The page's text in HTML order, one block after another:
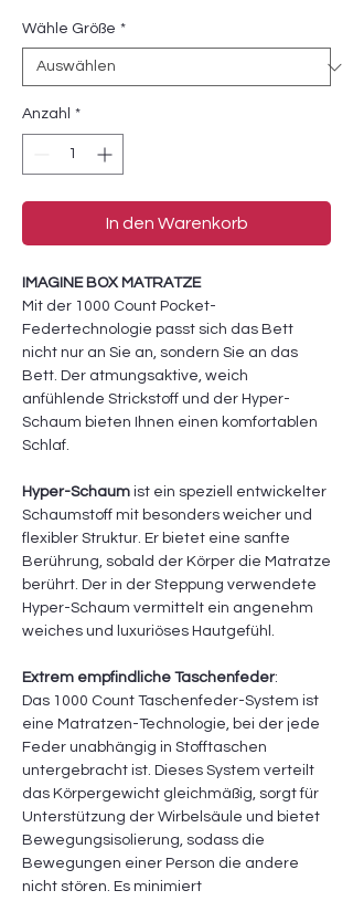
Wähle Größe *
Anzahl *
In den Warenkorb
IMAGINE BOX MATRATZE
Mit der 1000 Count Pocket-
Federtechnologie passt sich das Bett
nicht nur an Sie an, sondern Sie an das
Bett. Der atmungsaktive, weich
anfühlende Strickstoff und der Hyper-
Schaum bieten Ihnen einen komfortablen
Schlaf.
Hyper-Schaum ist ein speziell entwickelter
Schaumstoff mit besonders weicher und
flexibler Struktur. Er bietet eine sanfte
Berührung, sobald der Körper die Matratze
berührt. Der in der Steppung verwendete
Hyper-Schaum vermittelt ein angenehm
weiches und luxuriöses Hautgefühl.
Extrem empfindliche Taschenfeder:
Das 1000 Count Taschenfeder-System ist
eine Matratzen-Technologie, bei der jede
Feder unabhängig in Stofftaschen
untergebracht ist. Dieses System verteilt
das Körpergewicht gleichmäßig, sorgt für
Unterstützung der Wirbelsäule und bietet
Bewegungsisolierung, sodass die
Bewegungen einer Person die andere
nicht stören. Es minimiert